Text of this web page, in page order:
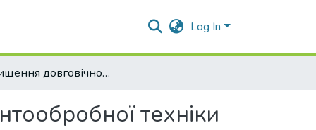
Log In
Підвищення довговічності робочих поверхонь ґрунтообробної техніки
техніки